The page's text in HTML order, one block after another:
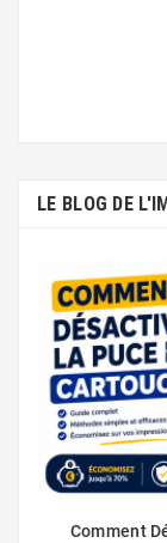
LE BLOG DE
Comment